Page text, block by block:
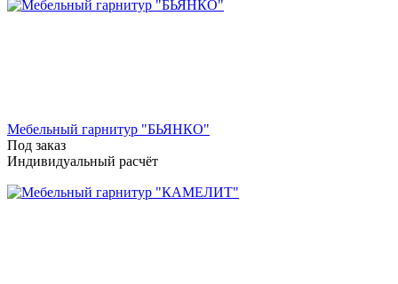
Мебельный гарнитур "БЬЯНКО"
Под заказ
Индивидуальный расчёт